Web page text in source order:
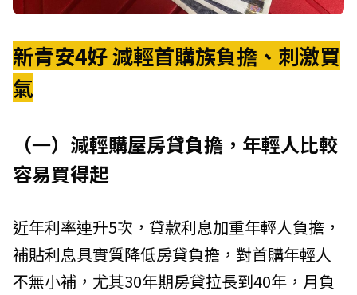
新青安4好 減輕首購族負擔、刺激買
氣
（一）減輕購屋房貸負擔，年輕人比較
容易買得起
近年利率連升5次，貸款利息加重年輕人負擔，
補貼利息具實質降低房貸負擔，對首購年輕人
不無小補，尤其30年期房貸拉長到40年，月負